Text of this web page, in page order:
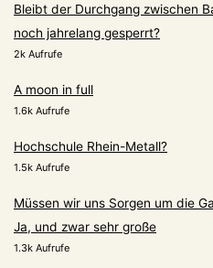
Bleibt der Durchgang zwischen
noch jahrelang gesperrt?
2k Aufrufe
A moon in full
1.6k Aufrufe
Hochschule Rhein-Metall?
1.5k Aufrufe
Müssen wir uns Sorgen um die
Ja, und zwar sehr große
1.3k Aufrufe